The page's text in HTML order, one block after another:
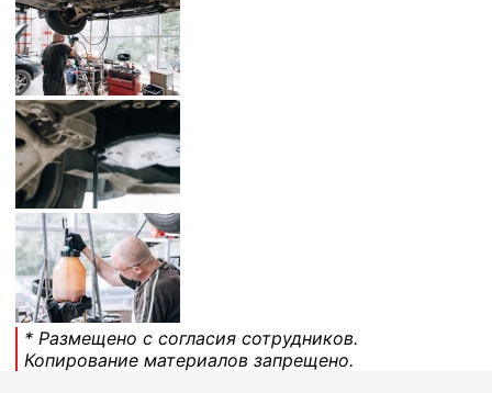
* Размещено с согласия сотрудников.
Копирование материалов запрещено.